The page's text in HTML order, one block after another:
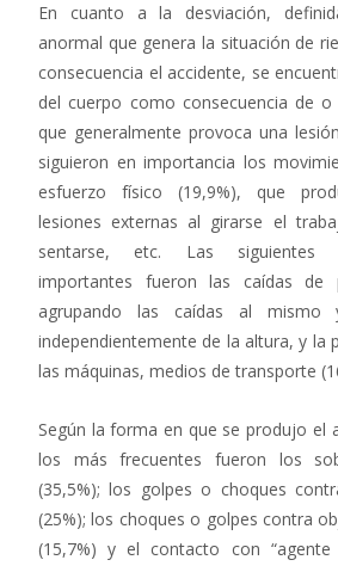
En cuanto a la desviación,
anormal que genera la situación de
consecuencia el accidente, se
del cuerpo como consecuencia de
que generalmente provoca una
siguieron en importancia los
esfuerzo físico (19,9%), que
lesiones externas al girarse el
sentarse, etc. Las siguientes
importantes fueron las caídas de
agrupando las caídas al
independientemente de la altura, y la
las máquinas, medios de transporte
Según la forma en que se produjo el
los más frecuentes fueron los
(35,5%); los golpes o choques
(25%); los choques o golpes contra
(15,7%) y el contacto con “agente